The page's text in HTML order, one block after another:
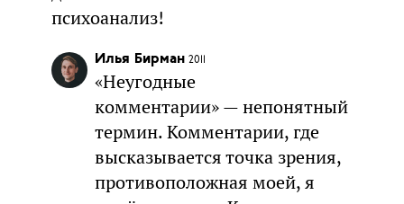
психоанализ!
Илья Бирман 2011
«Неугодные
комментарии» — непонятный
термин. Комментарии, где
высказывается точка зрения,
противоположная моей, я